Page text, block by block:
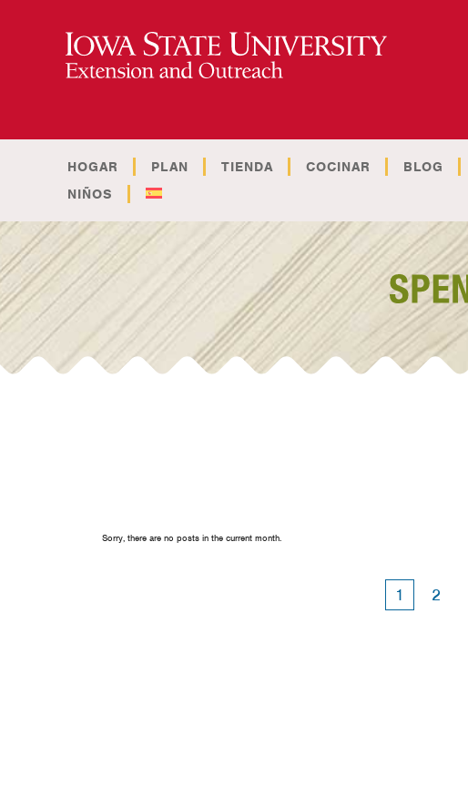
HOGAR PLAN TIENDA COCINAR BLOG
NIÑOS
Sorry, there are no posts in the current month.
1 2